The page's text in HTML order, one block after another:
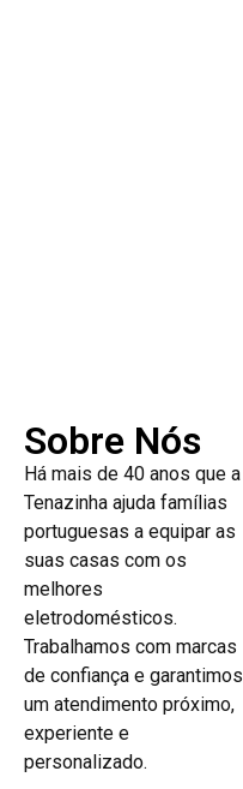
Sobre Nós
Há mais de 40 anos que a
Tenazinha ajuda famílias
portuguesas a equipar as
suas casas com os
melhores
eletrodomésticos.
Trabalhamos com marcas
de confiança e garantimos
um atendimento próximo,
experiente e
personalizado.